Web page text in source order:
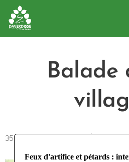
Feux d'artifice et pétards :
Balade
35,6km - VTT - non-balisés